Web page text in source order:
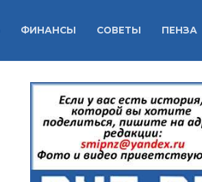
ФИНАНСЫ СОВЕТЫ ПЕНЗА